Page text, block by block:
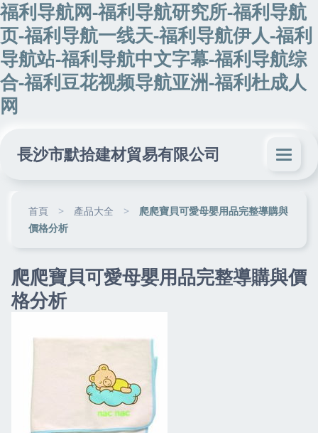
福利导航网-福利导航研究所-福利导航
页-福利导航一线天-福利导航伊人-福利
导航站-福利导航中文字幕-福利导航综
合-福利豆花视频导航亚洲-福利杜成人
网
長沙市默拾建材貿易有限公司
首頁 > 產品大全 >
爬爬寶貝可愛母嬰用品完整導購與
價格分析
爬爬寶貝可愛母嬰用品完整導購與價
格分析